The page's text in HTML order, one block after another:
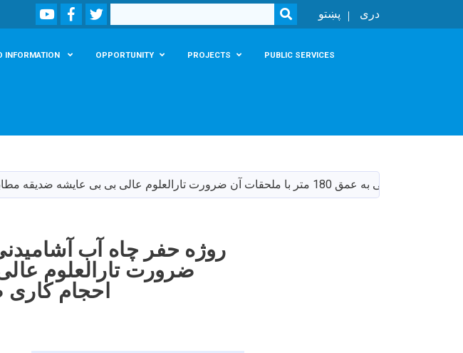
YoutubeFacebookTwitter
Search SEARCH
پښتو دری
INFORMATION OPPORTUNITY PROJECTS PUBLIC SERVICES
ضرورت تارالعلوم
احجام